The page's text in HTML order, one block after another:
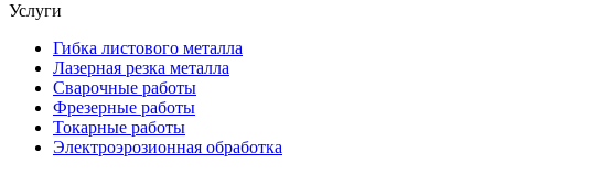
Услуги
Гибка листового металла
Лазерная резка металла
Сварочные работы
Фрезерные работы
Токарные работы
Электроэрозионная обработка